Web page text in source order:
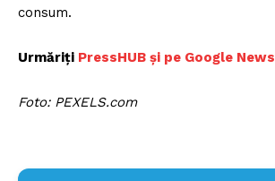
consum.
Urmăriți PressHUB și pe Google News
Foto: PEXELS.com